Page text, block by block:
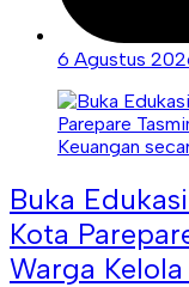
6 Agustus
Buka
Kota
Warga